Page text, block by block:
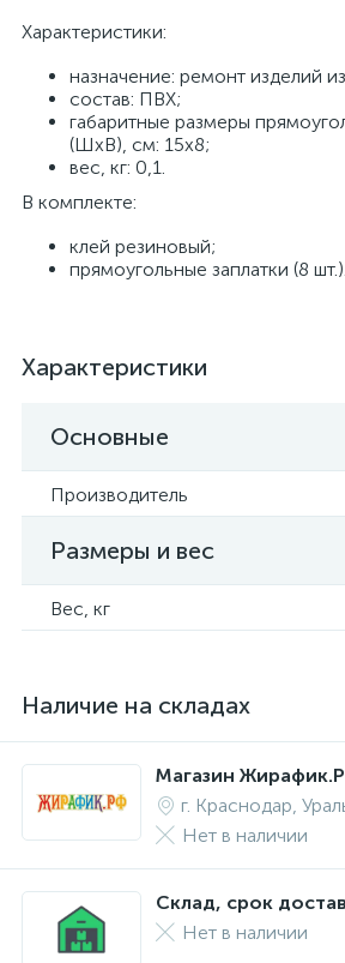
Характеристики:
назначение: ремонт изделий
состав: ПВХ;
габаритные размеры
(ШхВ), см: 15х8;
вес, кг: 0,1.
В комплекте:
клей резиновый;
прямоугольные заплатки (8 шт.).
Характеристики
Основные
Производитель
Размеры и вес
Вес, кг
Наличие на складах
Магазин
г. Краснодар,
Нет в наличии
Склад, срок
Нет в наличии